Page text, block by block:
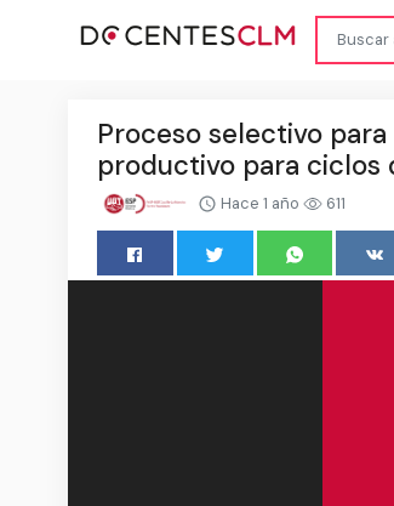
Proceso selectivo
productivo para ciclos
Hace 1 año 611